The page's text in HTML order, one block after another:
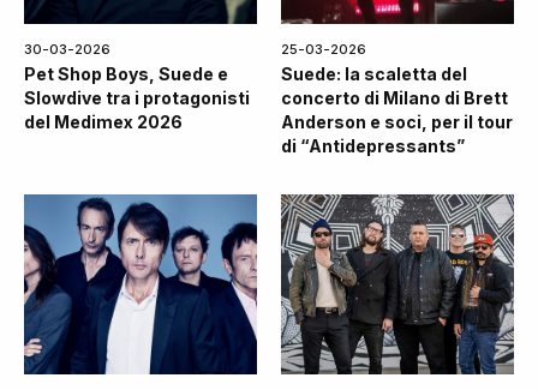
30-03-2026
Pet Shop Boys, Suede e
Slowdive tra i protagonisti
del Medimex 2026
25-03-2026
Suede: la scaletta del
concerto di Milano di Brett
Anderson e soci, per il tour
di “Antidepressants”